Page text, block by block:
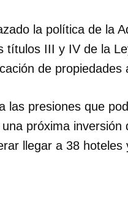
la política de la
títulos III y IV de la
de
las presiones que
próxima
llegar a 38